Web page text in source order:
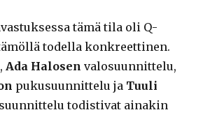
tämä tila oli Q-
todella konkreettinen.
Ada Halosen valosuunnittelu,
pukusuunnittelu ja Tuuli
todistivat ainakin